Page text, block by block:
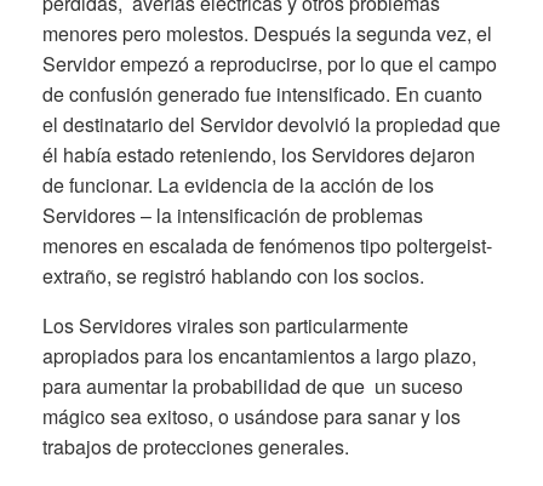
menores pero molestos. Después la segunda vez, el
Servidor empezó a reproducirse, por lo que el campo
de confusión generado fue intensificado. En cuanto
el destinatario del Servidor devolvió la propiedad que
él había estado reteniendo, los Servidores dejaron
de funcionar. La evidencia de la acción de los
Servidores – la intensificación de problemas
menores en escalada de fenómenos tipo poltergeist-
extraño, se registró hablando con los socios.
Los Servidores virales son particularmente
apropiados para los encantamientos a largo plazo,
para aumentar la probabilidad de que un suceso
mágico sea exitoso, o usándose para sanar y los
trabajos de protecciones generales.